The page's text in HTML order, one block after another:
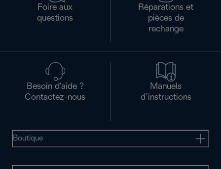
Foire aux
questions
Réparations et
pièces de
rechange
Besoin d'aide ?
Contactez-nous
Manuels
d’instructions
Boutique